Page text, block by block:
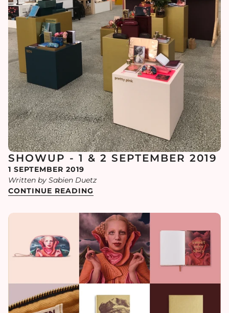
SHOWUP - 1 & 2 SEPTEMBER 2019
1 SEPTEMBER 2019
Written by Sabien Duetz
CONTINUE READING